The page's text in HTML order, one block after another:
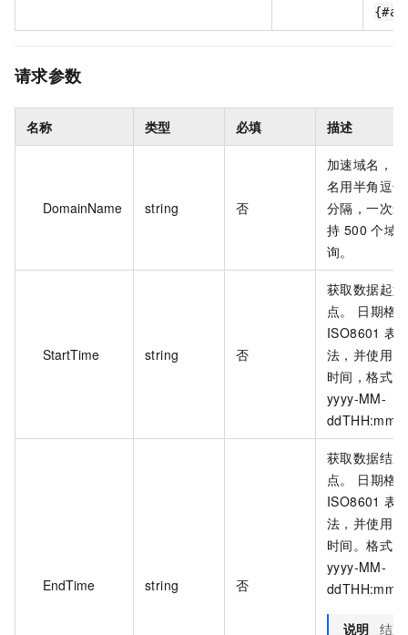
请求参数
名称 类型 必填 描述
DomainName string 否
加速域名，
名用半角逗
分隔，一次
持 500 个域
询。
StartTime string 否
获取数据起
点。 日期格
ISO8601 表
法，并使用
时间，格式为
yyyy-MM-
EndTime string 否
获取数据结
点。 日期格
ISO8601 表
法，并使用
时间。格式为
yyyy-MM-
说明 结